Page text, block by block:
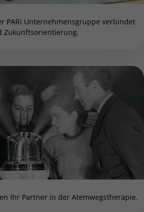
PARI Unternehmensgruppe verbindet
Zukunftsorientierung.
Ihr Partner in der Atemwegstherapie.